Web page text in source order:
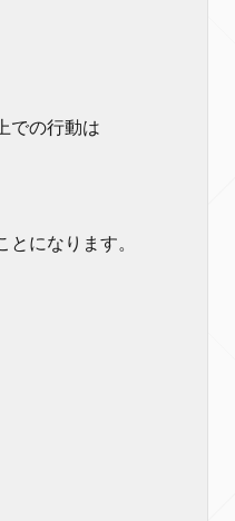
での行動は
とになります。